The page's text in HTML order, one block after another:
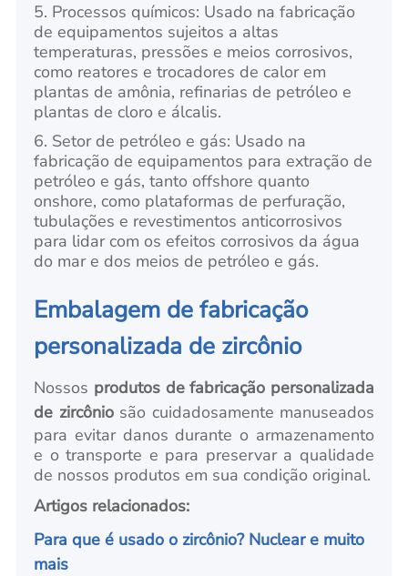
5. Processos químicos: Usado na fabricação
de equipamentos sujeitos a altas
temperaturas, pressões e meios corrosivos,
como reatores e trocadores de calor em
plantas de amônia, refinarias de petróleo e
plantas de cloro e álcalis.
6. Setor de petróleo e gás: Usado na
fabricação de equipamentos para extração de
petróleo e gás, tanto offshore quanto
onshore, como plataformas de perfuração,
tubulações e revestimentos anticorrosivos
para lidar com os efeitos corrosivos da água
do mar e dos meios de petróleo e gás.
Embalagem de fabricação
personalizada de zircônio
Nossos produtos de fabricação personalizada
de zircôniosão cuidadosamente manuseados
para evitar danos durante o armazenamento
e o transporte e para preservar a qualidade
de nossos produtos em sua condição original.
Artigos relacionados:
Para que é usado o zircônio? Nuclear e muito
mais